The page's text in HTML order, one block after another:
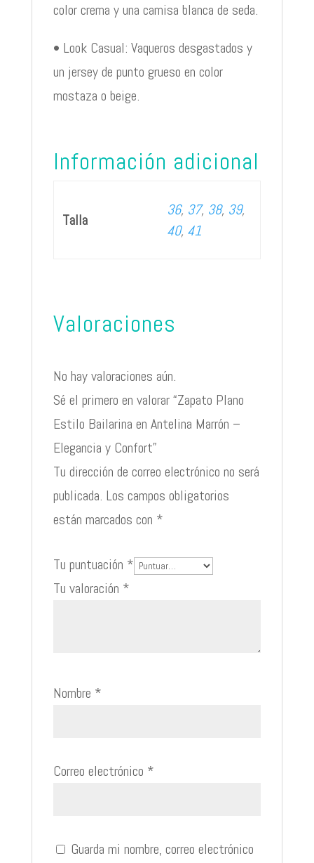
color crema y una camisa blanca de seda.
• Look Casual: Vaqueros desgastados y
un jersey de punto grueso en color
mostaza o beige.
Información adicional
Talla
36, 37, 38, 39,
40, 41
Valoraciones
No hay valoraciones aún.
Sé el primero en valorar “Zapato Plano
Estilo Bailarina en Antelina Marrón –
Elegancia y Confort”
Tu dirección de correo electrónico no será
publicada. Los campos obligatorios
están marcados con *
Tu puntuación *
Tu valoración *
Nombre *
Correo electrónico *
Guarda mi nombre, correo electrónico